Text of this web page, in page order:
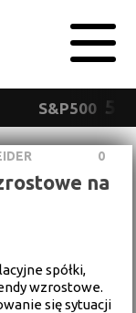
S&P500
0
na
spółki,
wzrostowe.
się sytuacji